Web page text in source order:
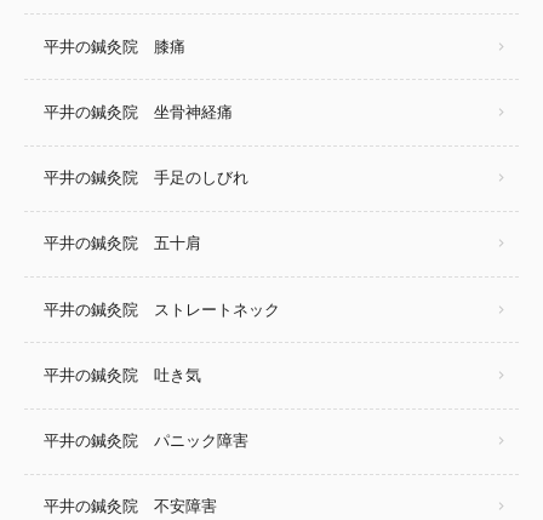
平井の鍼灸院 膝痛
平井の鍼灸院 坐骨神経痛
平井の鍼灸院 手足のしびれ
平井の鍼灸院 五十肩
平井の鍼灸院 ストレートネック
平井の鍼灸院 吐き気
平井の鍼灸院 パニック障害
平井の鍼灸院 不安障害